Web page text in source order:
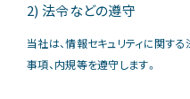
2) 法令などの遵守
当社は、情報セキュリティに関す
事項、内規等を遵守します。